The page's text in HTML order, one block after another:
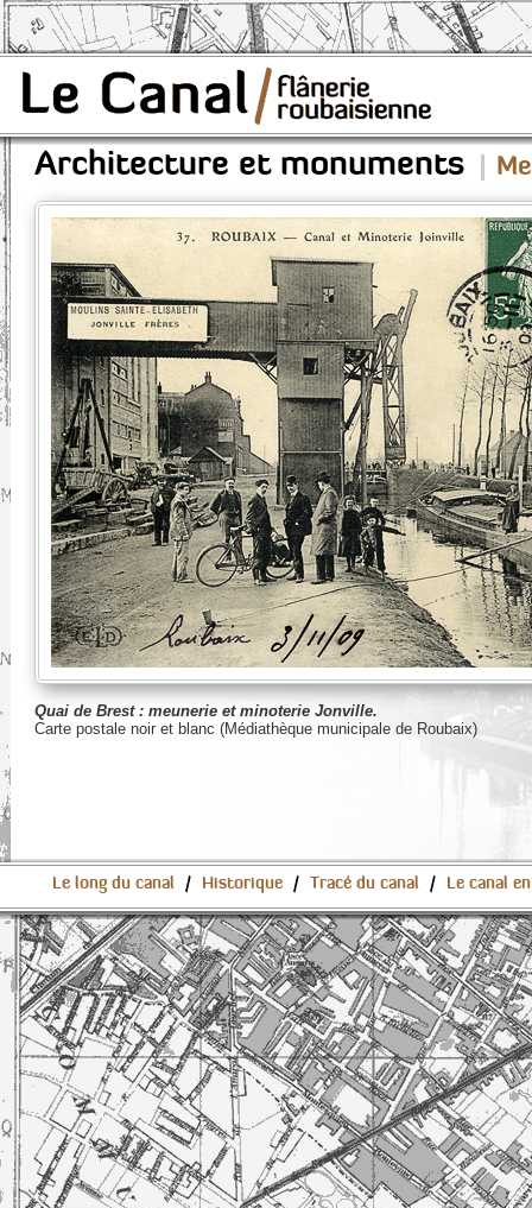
Architecture et monuments
Quai de Brest : meunerie et minoterie Jonville.
Carte postale noir et blanc (Médiathèque municipale de Roubaix)
Le long du canal / Historique / Tracé du canal / Le canal